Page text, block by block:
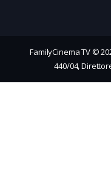
FamilyCinema TV ©
440/04,